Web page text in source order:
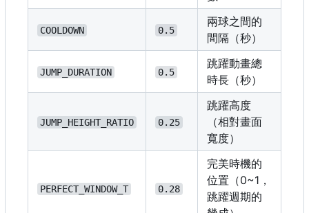
COOLDOWN 0.5
兩球之間的
間隔（秒）
JUMP_DURATION 0.5
跳躍動畫總
時長（秒）
JUMP_HEIGHT_RATIO 0.25
跳躍高度
（相對畫面
寬度）
PERFECT_WINDOW_T 0.28
完美時機的
位置 （0~1 ，
跳躍週期的